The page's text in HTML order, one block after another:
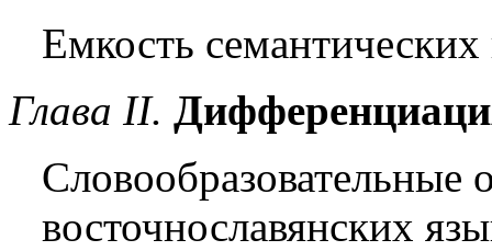
Емкость
Глава II.
Словообразовательные
восточнославянских